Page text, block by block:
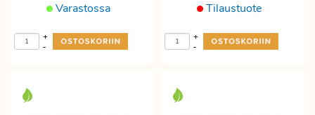
Varastossa
-
+
Tilaustuote
-
+